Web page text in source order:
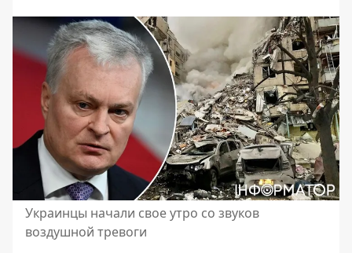
Украинцы начали свое утро со звуков
воздушной тревоги